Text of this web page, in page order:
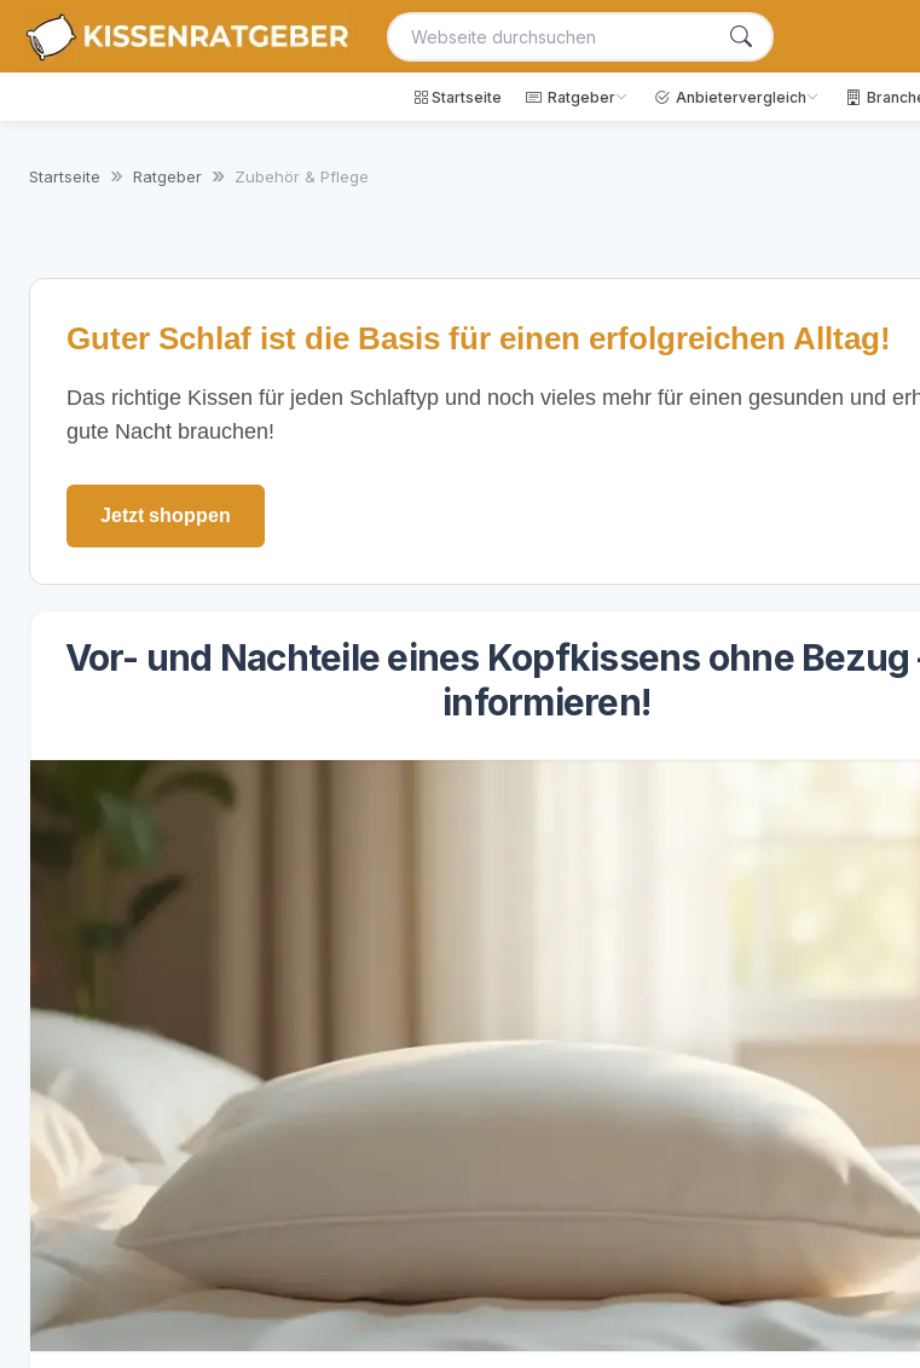
Startseite Ratgeber Anbietervergleich
Startseite Ratgeber Zubehör & Pflege
Guter Schlaf ist die Basis für einen erfolgreichen Alltag!
Das richtige Kissen für jeden Schlaftyp und noch vieles mehr für einen gesunden und
gute Nacht brauchen!
Jetzt shoppen
Vor- und Nachteile eines Kopfkissens ohne Bezug
informieren!